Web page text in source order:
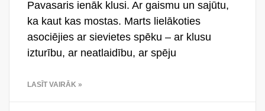
Pavasaris ienāk klusi. Ar gaismu un sajūtu,
ka kaut kas mostas. Marts lielākoties
asociējies ar sievietes spēku – ar klusu
izturību, ar neatlaidību, ar spēju
LASĪT VAIRĀK »